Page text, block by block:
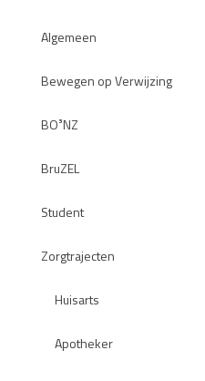
Algemeen
Bewegen op Verwijzing
BO³NZ
BruZEL
Student
Zorgtrajecten
Huisarts
Apotheker